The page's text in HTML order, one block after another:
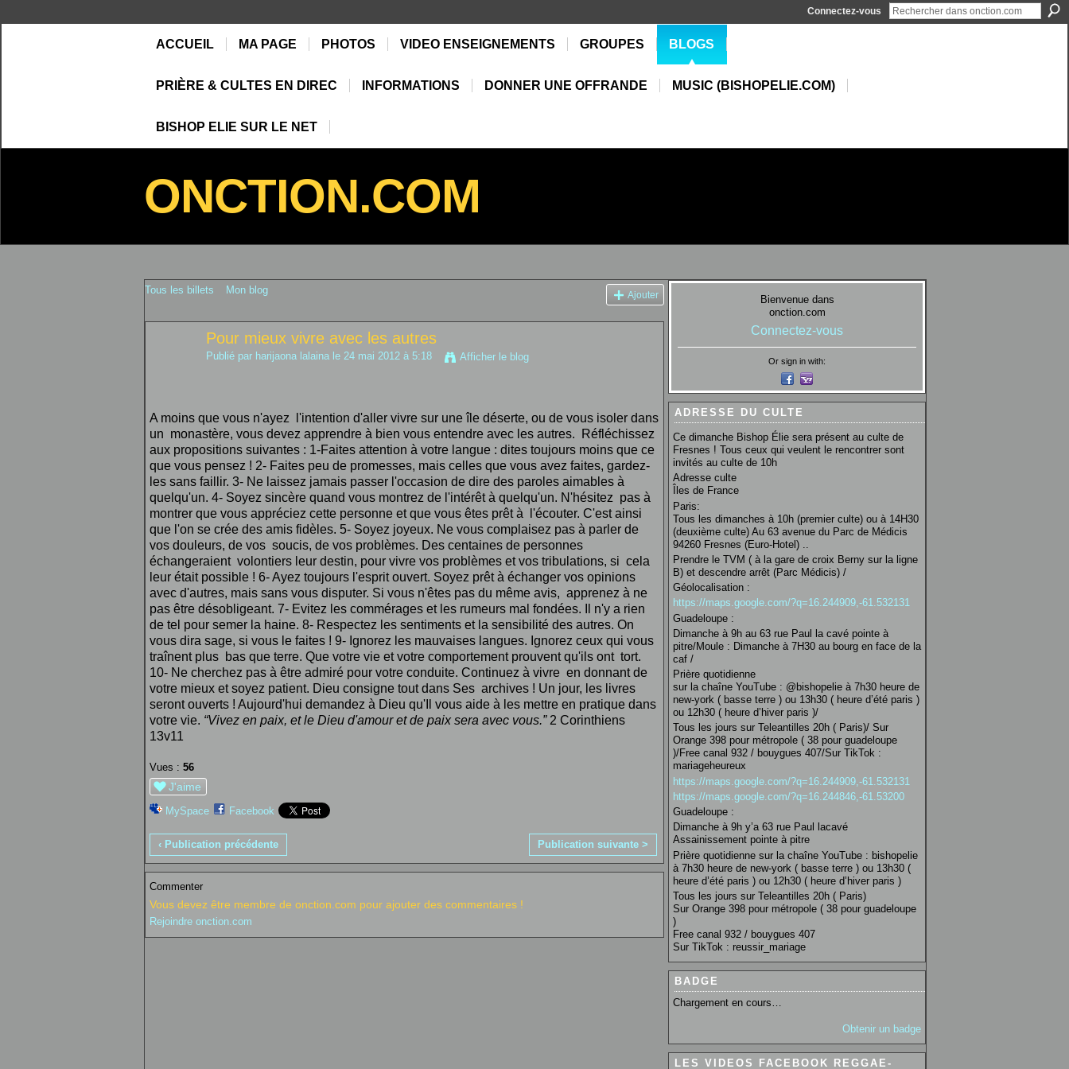
Connectez-vous
ACCUEIL MA PAGE PHOTOS VIDEO ENSEIGNEMENTS GROUPES BLOGS
PRIÈRE & CULTES EN DIREC INFORMATIONS DONNER UNE OFFRANDE MUSIC (BISHOPELIE.COM)
BISHOP ELIE SUR LE NET
ONCTION.COM
Tous les billets Mon blog Ajouter
Pour mieux vivre avec les autres
Publié par harijaona lalaina le 24 mai 2012 à 5:18 Afficher le blog
A moins que vous n'ayez l'intention d'al ler vivre sur une île déserte, ou de vous iso ler dans
un monastère, vous devez apprendre à bien vous entendre avec les autres. Réfléchissez
aux propositions suivantes : 1-Faites attention à votre langue : dites toujours moins que ce
que vous pensez ! 2- Faites peu de promesses, mais cel les que vous avez faites, gardez-
les sans faillir. 3- Ne laissez jamais passer l'occasion de dire des paro les aimab les à
quelqu'un. 4- Soyez sincère quand vous montrez de l'intérêt à quelqu'un. N'hésitez pas à
montrer que vous appréciez cette personne et que vous êtes prêt à l'écouter. C'est ainsi
que l'on se crée des amis fidè les. 5- Soyez joyeux. Ne vous complaisez pas à par ler de
vos dou leurs, de vos soucis, de vos problèmes. Des centaines de personnes
échangeraient volontiers leur destin, pour vivre vos problèmes et vos tribulations, si cela
leur était possib le ! 6- Ayez toujours l'esprit ouvert. Soyez prêt à échanger vos opinions
avec d'autres, mais sans vous disputer. Si vous n'êtes pas du même avis, apprenez à ne
pas être désobligeant. 7- Evitez les commérages et les rumeurs mal fondées. Il n'y a rien
de tel pour semer la haine. 8- Respectez les sentiments et la sensibilité des autres. On
vous dira sage, si vous le faites ! 9- Ignorez les mauvaises langues. Ignorez ceux qui vous
traînent plus bas que terre. Que votre vie et votre comportement prouvent qu'ils ont tort.
10- Ne cherchez pas à être admiré pour votre conduite. Continuez à vivre en donnant de
votre mieux et soyez patient. Dieu consigne tout dans Ses archives ! Un jour, les livres
seront ouverts ! Aujourd'hui demandez à Dieu qu'Il vous aide à les mettre en pratique dans
votre vie. “Vivez en paix, etle Dieu d'amour et de paix sera avec vous.”2 Corinthiens
13v11
Vues : 56
J'aime
MySpace Facebook
‹ Publication précédente Publication suivante >
Commenter
Vous devez être membre de onction.com pour ajouter des commentaires !
Rejoindre onction.com
Bienvenue dans
onction.com
Connectez-vous
Or sign in with:
ADRESSE DU CULTE
Ce dimanche Bishop Élie sera présent au culte de
Fresnes ! Tous ceux qui veulent le rencontrer sont
invités au culte de 10h
Adresse culte
Îles de France
Paris:
Tous les dimanches à 10h (premier culte) ou à 14H30
(deuxième culte) Au 63 avenue du Parc de Médicis
94260 Fresnes (Euro-Hotel) ..
Prendre le TVM ( à la gare de croix Berny sur la ligne
B) et descendre arrêt (Parc Médicis) /
Géolocalisation :
https://maps.google.com/?q=16.244909,-61.532131
Guadeloupe :
Dimanche à 9h au 63 rue Paul la cavé pointe à
pitre/Moule : Dimanche à 7H30 au bourg en face de la
caf /
Prière quotidienne
sur la chaîne YouTube : @bishopelie à 7h30 heure de
new-york ( basse terre ) ou 13h30 ( heure d’été paris )
ou 12h30 ( heure d’hiver paris )/
Tous les jours sur Teleantilles 20h ( Paris)/ Sur
Orange 398 pour métropole ( 38 pour guadeloupe
)/Free canal 932 / bouygues 407/Sur TikTok :
mariageheureux
https://maps.google.com/?q=16.244909,-61.532131
https://maps.google.com/?q=16.244846,-61.53200
Guadeloupe :
Dimanche à 9h y’a 63 rue Paul lacavé
Assainissement pointe à pitre
Prière quotidienne sur la chaîne YouTube : bishopelie
à 7h30 heure de new-york ( basse terre ) ou 13h30 (
heure d’été paris ) ou 12h30 ( heure d’hiver paris )
Tous les jours sur Teleantilles 20h ( Paris)
Sur Orange 398 pour métropole ( 38 pour guadeloupe
)
Free canal 932 / bouygues 407
Sur TikTok : reussir_mariage
BADGE
Chargement en cours…
Obtenir un badge
LES VIDEOS FACEBOOK REGGAE-